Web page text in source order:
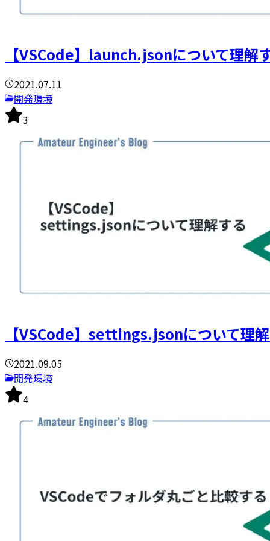
【VSCode】launch.jsonについて理解
2021.07.11
開発環境
3
【VSCode】settings.jsonについて理
2021.09.05
開発環境
4